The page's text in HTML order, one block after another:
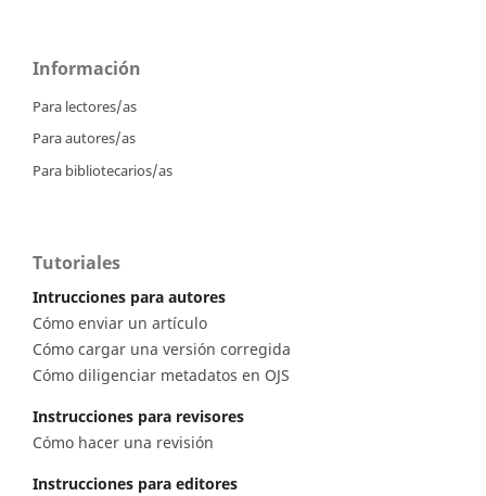
Información
Para lectores/as
Para autores/as
Para bibliotecarios/as
Tutoriales
Intrucciones para autores
Cómo enviar un artículo
Cómo cargar una versión corregida
Cómo diligenciar metadatos en OJS
Instrucciones para revisores
Cómo hacer una revisión
Instrucciones para editores